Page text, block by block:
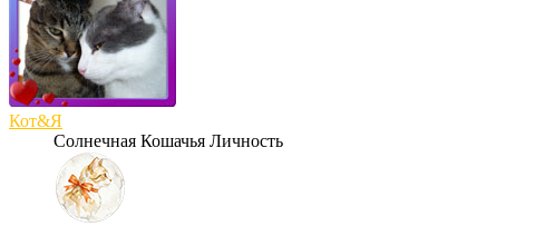
Кот&Я
Солнечная Кошачья Личность